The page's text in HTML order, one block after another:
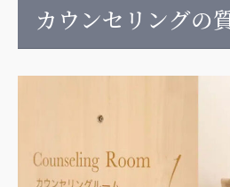
カウンセリングの